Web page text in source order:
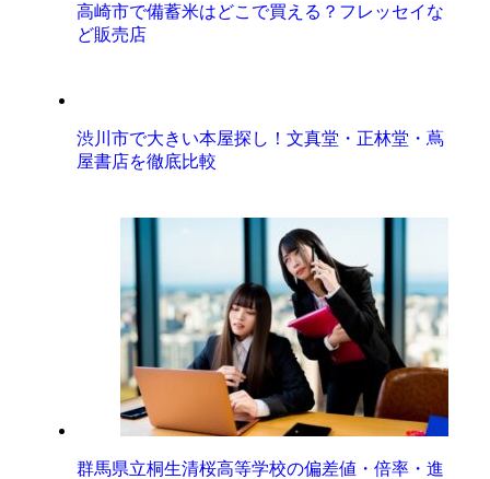
高崎市で備蓄米はどこで買える？フレッセイな
ど販売店
渋川市で大きい本屋探し！文真堂・正林堂・蔦
屋書店を徹底比較
群馬県立桐生清桜高等学校の偏差値・倍率・進